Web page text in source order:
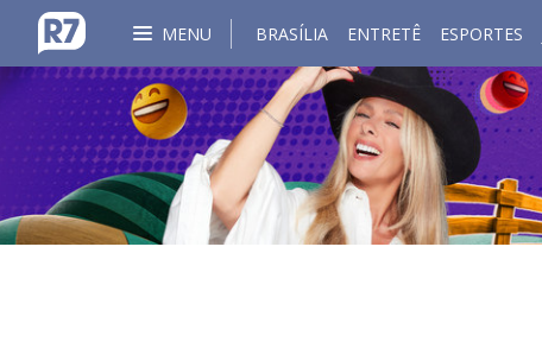
MENU BRASÍLIA ENTRETÊ ESPORTES